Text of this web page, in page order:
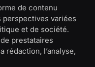
de contenu
variées
et de société.
prestataires
rédaction, l’analyse,